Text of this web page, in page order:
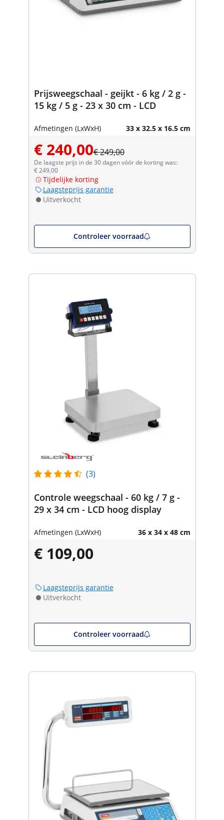
Prijsweegschaal - geijkt - 6 kg / 2 g -
15 kg / 5 g - 23 x 30 cm - LCD
Afmetingen (LxWxH) 33 x 32.5 x 16.5 cm
€ 240,00€ 249,00
De laagste prijs in de 30 dagen vóór de korting was:
€ 249,00
Tijdelijke korting
Laagsteprijs garantie
Uitverkocht
Controleer voorraad
(3)
Controle weegschaal - 60 kg / 7 g -
29 x 34 cm - LCD hoog display
Afmetingen (LxWxH) 36 x 34 x 48 cm
€ 109,00
Laagsteprijs garantie
Uitverkocht
Controleer voorraad